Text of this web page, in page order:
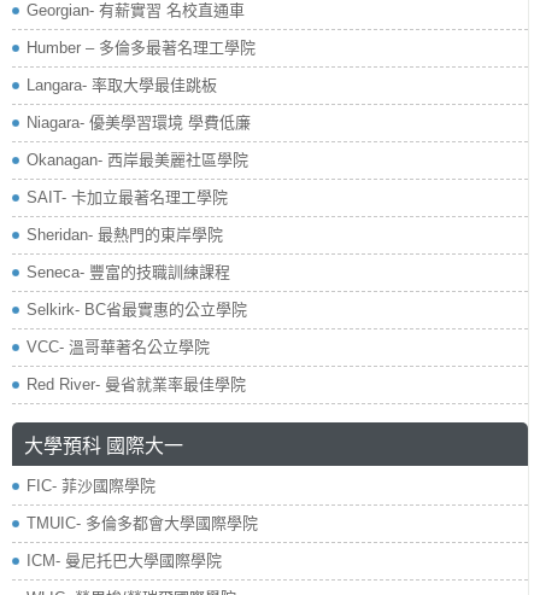
Georgian- 有薪實習 名校直通車
Humber – 多倫多最著名理工學院
Langara- 率取大學最佳跳板
Niagara- 優美學習環境 學費低廉
Okanagan- 西岸最美麗社區學院
SAIT- 卡加立最著名理工學院
Sheridan- 最熱門的東岸學院
Seneca- 豐富的技職訓練課程
Selkirk- BC省最實惠的公立學院
VCC- 溫哥華著名公立學院
Red River- 曼省就業率最佳學院
大學預科 國際大一
FIC- 菲沙國際學院
TMUIC- 多倫多都會大學國際學院
ICM- 曼尼托巴大學國際學院